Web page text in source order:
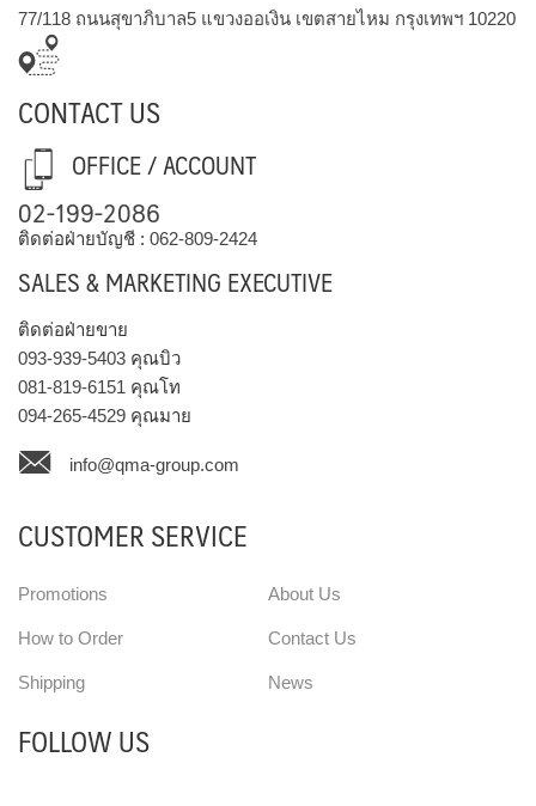
77/118 ถนนสุขาภิบาล5 แขวงออเงิน เขตสายไหม กรุงเทพฯ 10220
CONTACT US
OFFICE / ACCOUNT
02-199-2086
ติดต่อฝ่ายบัญชี : 062-809-2424
SALES & MARKETING EXECUTIVE
ติดต่อฝ่ายขาย
093-939-5403 คุณบิว
081-819-6151 คุณโท
094-265-4529 คุณมาย
info@qma-group.com
CUSTOMER SERVICE
Promotions
How to Order
Shipping
About Us
Contact Us
News
FOLLOW US